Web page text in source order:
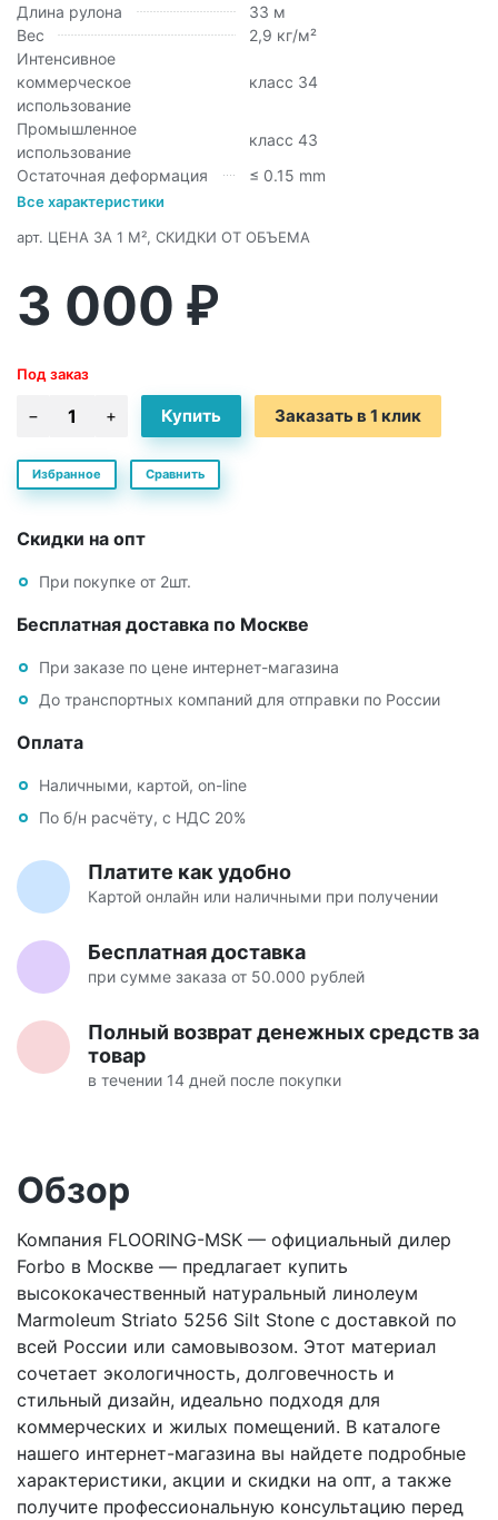
Длина рулона
33 м
Вес
2,9 кг/м²
Интенсивное
коммерческое
использование
класс 34
Промышленное
использование
класс 43
Остаточная деформация
≤ 0.15 mm
Все характеристики
арт. ЦЕНА ЗА 1 М², СКИДКИ ОТ ОБЪЕМА
3 000 ₽
Под заказ
Заказать в 1 клик
Избранное Сравнить
Скидки на опт
При покупке от 2шт.
Бесплатная доставка по Москве
При заказе по цене интернет-магазина
До транспортных компаний для отправки по России
Оплата
Наличными, картой, on-line
По б/н расчёту, с НДС 20%
Платите как удобно
Картой онлайн или наличными при получении
Бесплатная доставка
при сумме заказа от 50.000 рублей
Полный возврат денежных средств за
товар
в течении 14 дней после покупки
Обзор
Компания FLOORING-MSK — официальный дилер
Forbo в Москве — предлагает купить
высококачественный натуральный линолеум
Marmoleum Striato 5256 Silt Stone с доставкой по
всей России или самовывозом. Этот материал
сочетает экологичность, долговечность и
стильный дизайн, идеально подходя для
коммерческих и жилых помещений. В каталоге
нашего интернет-магазина вы найдете подробные
характеристики, акции и скидки на опт, а также
получите профессиональную консультацию перед